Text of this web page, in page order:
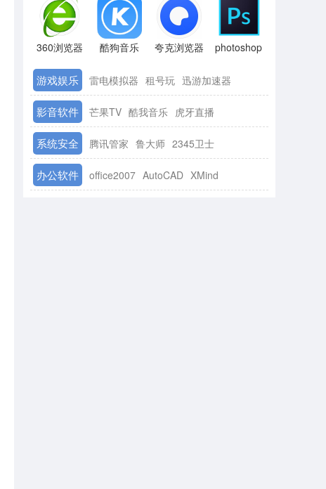
360浏览器 酷狗音乐 夸克浏览器 photoshop
游戏娱乐 雷电模拟器 租号玩 迅游加速器
影音软件 芒果TV 酷我音乐 虎牙直播
系统安全 腾讯管家 鲁大师 2345卫士
办公软件 office2007 AutoCAD XMind